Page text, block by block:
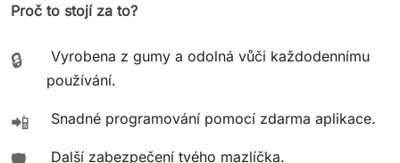
Proč to stojí za to?
🔒
Vyrobena z gumy a odolná vůči každodennímu
používání.
📲 Snadné programování pomocí zdarma aplikace.
Další zabezpečení tvého mazlíčka.